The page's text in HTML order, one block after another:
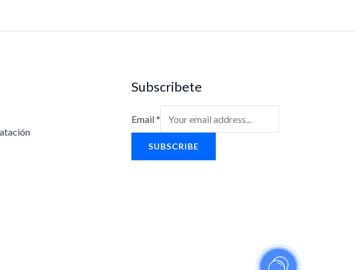
Subscribete
Email*
SUBSCRIBE